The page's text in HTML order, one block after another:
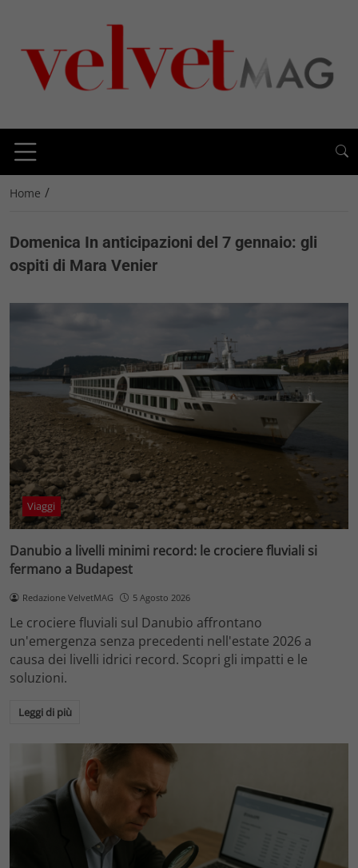
Home /
Domenica In anticipazioni del 7 gennaio: gli
ospiti di Mara Venier
Viaggi
Danubio a livelli minimi record: le crociere fluviali si
fermano a Budapest
Redazione VelvetMAG 5 Agosto 2026
Le crociere fluviali sul Danubio affrontano
un'emergenza senza precedenti nell'estate 2026 a
causa dei livelli idrici record. Scopri gli impatti e le
soluzioni.
Leggi di più